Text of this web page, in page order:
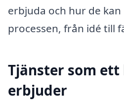
erbjuda och hur de
processen, från idé till
Tjänster som
erbjuder